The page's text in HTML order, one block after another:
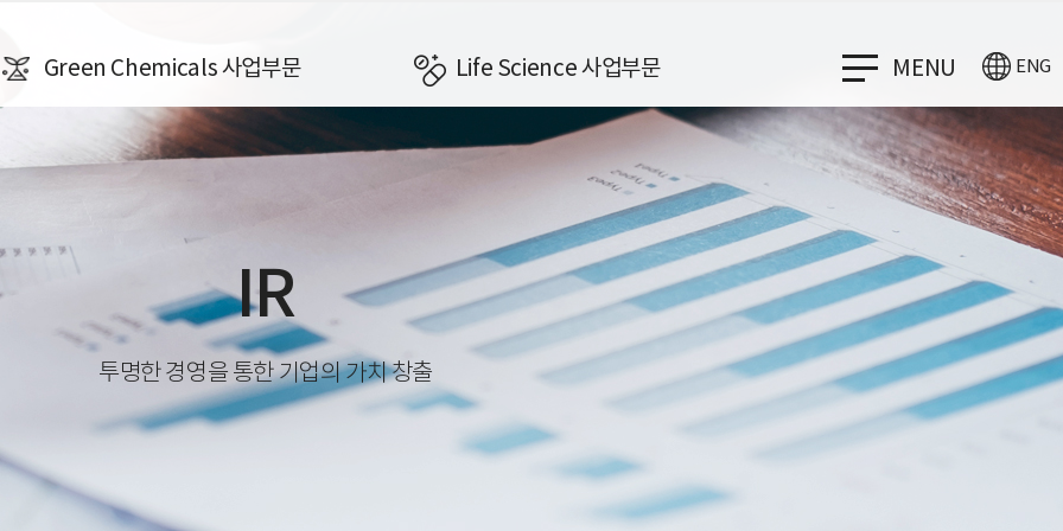
Green Chemicals 사업부문 Life Science 사업부문 MENU ENG
IR
투명한 경영을 통한 기업의 가치 창출